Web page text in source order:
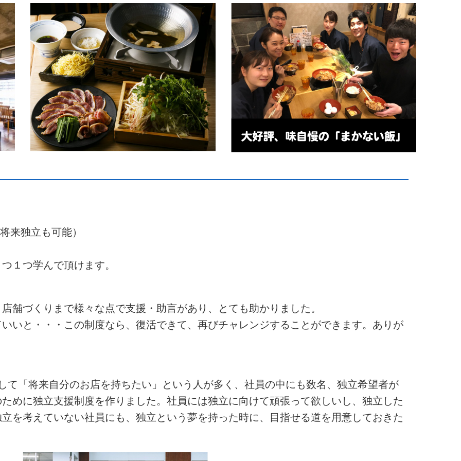
来独立も可能）
１つ学んで頂けます。
舗づくりまで様々な点で支援・助言があり、とても助かりました。
いと・・・この制度なら、復活できて、再びチャレンジすることができます。ありが
て「将来自分のお店を持ちたい」という人が多く、社員の中にも数名、独立希望者が
めに独立支援制度を作りました。社員には独立に向けて頑張って欲しいし、独立した
を考えていない社員にも、独立という夢を持った時に、目指せる道を用意しておきた